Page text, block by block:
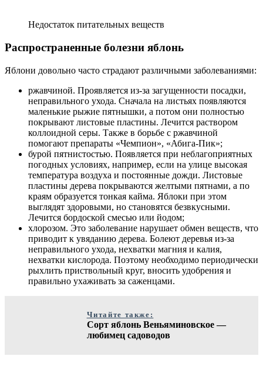
Недостаток питательных веществ
Распространенные болезни яблонь
Яблони довольно часто страдают различными заболеваниями:
ржавчиной. Проявляется из-за загущенности посадки,
неправильного ухода. Сначала на листьях появляются
маленькие рыжие пятнышки, а потом они полностью
покрывают листовые пластины. Лечится раствором
коллоидной серы. Также в борьбе с ржавчиной
помогают препараты «Чемпион», «Абига-Пик»;
бурой пятнистостью. Появляется при неблагоприятных
погодных условиях, например, если на улице высокая
температура воздуха и постоянные дожди. Листовые
пластины дерева покрываются желтыми пятнами, а по
краям образуется тонкая кайма. Яблоки при этом
выглядят здоровыми, но становятся безвкусными.
Лечится бордоской смесью или йодом;
хлорозом. Это заболевание нарушает обмен веществ, что
приводит к увяданию дерева. Болеют деревья из-за
неправильного ухода, нехватки магния и калия,
нехватки кислорода. Поэтому необходимо периодически
рыхлить приствольный круг, вносить удобрения и
правильно ухаживать за саженцами.
Читайте также:
Сорт яблонь Веньяминовское —
любимец садоводов